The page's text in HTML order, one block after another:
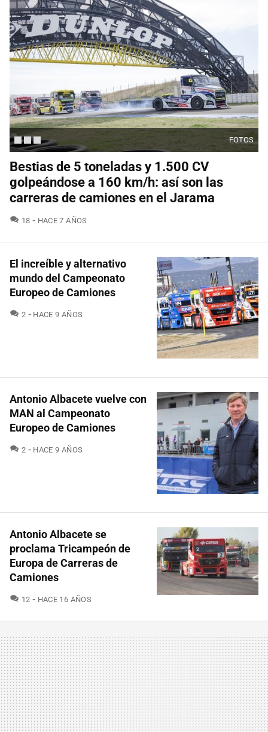
FOTOS
Bestias de 5 toneladas y 1.500 CV
golpeándose a 160 km/h: así son las
carreras de camiones en el Jarama
18 COMENTARIOS
HACE 7 AÑOS
El increíble y alternativo
mundo del Campeonato
Europeo de Camiones
2 COMENTARIOS
HACE 9 AÑOS
Antonio Albacete vuelve con
MAN al Campeonato
Europeo de Camiones
2 COMENTARIOS
HACE 9 AÑOS
Antonio Albacete se
proclama Tricampeón de
Europa de Carreras de
Camiones
12 COMENTARIOS
HACE 16 AÑOS